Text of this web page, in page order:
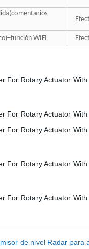
WIFI
de nivel Radar para